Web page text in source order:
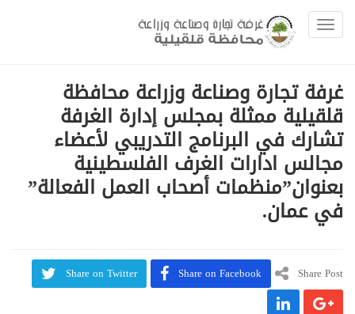
Toggle navigation
غرفة تجارة وصناعة وزراعة محافظة
قلقيلية ممثلة بمجلس إدارة الغرفة
تشارك في البرنامج التدريبي لأعضاء
مجالس ادارات الغرف الفلسطينية
بعنوان”منظمات أصحاب العمل الفعالة”
في عمان.
Share Post
Share on Facebook
Share on Twitter